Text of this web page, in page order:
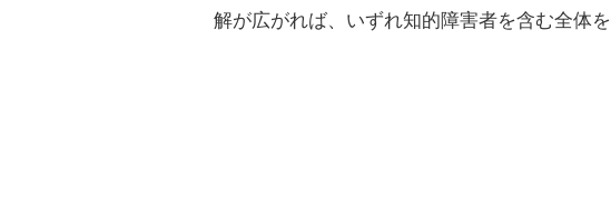
解が広がれば、いずれ知的障害者を含む全体